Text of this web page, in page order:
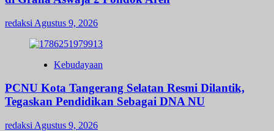
redaksi Agustus 9, 2026
Kebudayaan
PCNU Kota Tangerang Selatan Resmi Dilantik,
Tegaskan Pendidikan Sebagai DNA NU
redaksi Agustus 9, 2026